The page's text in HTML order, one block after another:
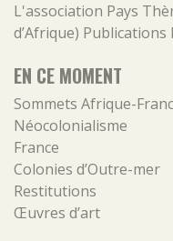
L'association Pays
d’Afrique) Publications
EN CE MOMENT
Sommets Afrique-
Néocolonialisme
France
Colonies d’Outre-mer
Restitutions
Œuvres d’art